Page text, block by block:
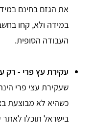
את הגזם בחינם
במידה ולא, קחו
העבודה הסופית.
עקירת עץ פרי - רק
שעקירת עצי פרי
כשהיא לא מבוצעת
בישראל תוכלו לאתר